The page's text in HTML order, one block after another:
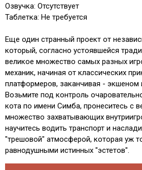
Озвучка: Отсутствует
Таблетка: Не требуется
Еще один странный проект от
который, согласно устоявшейся
великое множество самых разных
механик, начиная от классических
платформеров, заканчивая - экшеном
Возьмите под контроль
кота по имени Симба, пронеситесь с
множество захватывающих
научитесь водить транспорт и
"трешовой" атмосферой, которая уж
равнодушными истинных "эстетов".